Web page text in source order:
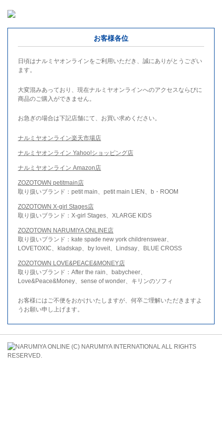
お客様各位
日頃はナルミヤオンラインをご利用いただき、誠にありがとうござい
ます。
大変混みあっており、現在ナルミヤオンラインへのアクセスならびに
商品のご購入ができません。
お急ぎの場合は下記店舗にて、お買い求めください。
ナルミヤオンライン楽天市場店
ナルミヤオンライン Yahoo!ショッピング店
ナルミヤオンライン Amazon店
ZOZOTOWN petitmain店
取り扱いブランド：petit main、petit main LIEN、b・ROOM
ZOZOTOWN X-girl Stages店
取り扱いブランド：X-girl Stages、XLARGE KIDS
ZOZOTOWN NARUMIYA ONLINE店
取り扱いブランド：kate spade new york childrenswear、
LOVETOXIC、kladskap、by loveit、Lindsay、BLUE CROSS
ZOZOTOWN LOVE&PEACE&MONEY店
取り扱いブランド：After the rain、babycheer、
Love&Peace&Money、sense of wonder、キリンのソフィ
お客様にはご不便をおかけいたしますが、何卒ご理解いただきますよ
うお願い申し上げます。